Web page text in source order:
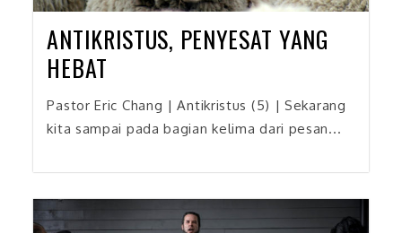
ANTIKRISTUS, PENYESAT YANG
HEBAT
Pastor Eric Chang | Antikristus (5) | Sekarang
kita sampai pada bagian kelima dari pesan...